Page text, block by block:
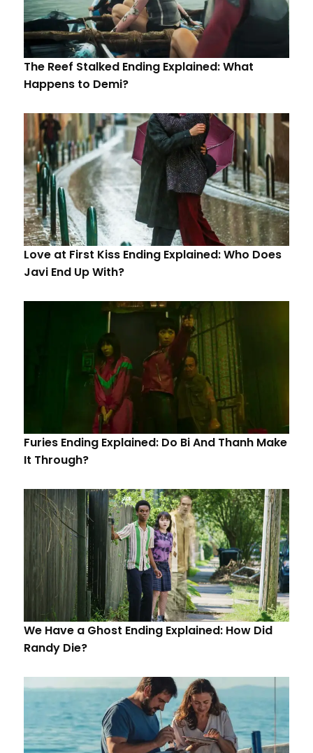
The Reef Stalked Ending Explained: What
Happens to Demi?
Love at First Kiss Ending Explained: Who Does
Javi End Up With?
Furies Ending Explained: Do Bi And Thanh Make
It Through?
We Have a Ghost Ending Explained: How Did
Randy Die?